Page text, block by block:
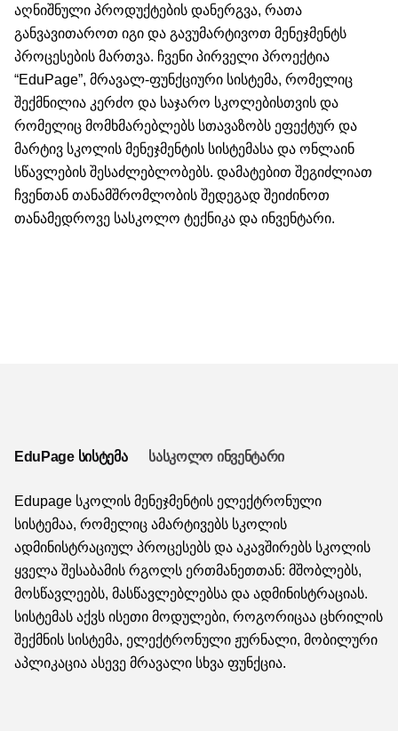
აღნიშნული პროდუქტების დანერგვა, რათა
განვავითაროთ იგი და გავუმარტივოთ მენეჯმენტს
პროცესების მართვა. ჩვენი პირველი პროექტია
“EduPage”, მრავალ-ფუნქციური სისტემა, რომელიც
შექმნილია კერძო და საჯარო სკოლებისთვის და
რომელიც მომხმარებლებს სთავაზობს ეფექტურ და
მარტივ სკოლის მენეჯმენტის სისტემასა და ონლაინ
სწავლების შესაძლებლობებს. დამატებით შეგიძლიათ
ჩვენთან თანამშრომლობის შედეგად შეიძინოთ
თანამედროვე სასკოლო ტექნიკა და ინვენტარი.
EduPage სისტემა სასკოლო ინვენტარი
Edupage სკოლის მენეჯმენტის ელექტრონული
სისტემაა, რომელიც ამარტივებს სკოლის
ადმინისტრაციულ პროცესებს და აკავშირებს სკოლის
ყველა შესაბამის რგოლს ერთმანეთთან: მშობლებს,
მოსწავლეებს, მასწავლებლებსა და ადმინისტრაციას.
სისტემას აქვს ისეთი მოდულები, როგორიცაა ცხრილის
შექმნის სისტემა, ელექტრონული ჟურნალი, მობილური
აპლიკაცია ასევე მრავალი სხვა ფუნქცია.